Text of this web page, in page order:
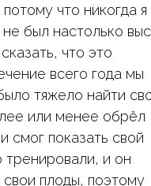
что никогда я
был настолько
что это
всего года мы
тяжело найти
или менее обрёл
смог показать свой
тренировали, и он
плоды, поэтому